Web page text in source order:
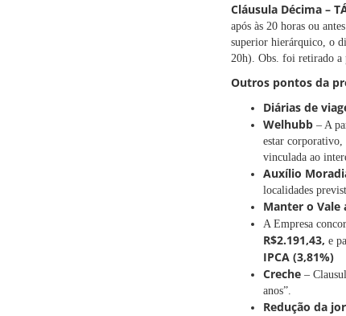
Cláusula Décima –
após às 20 horas ou
superior hierárquico, o
20h). Obs. foi retirado a
Outros pontos da
Diárias de
Welhubb – A
estar corporativo,
vinculada ao
Auxílio
localidades
Manter o Vale
A Empresa
R$2.191,43, e
IPCA (3,81%)
Creche –
anos”.
Redução da